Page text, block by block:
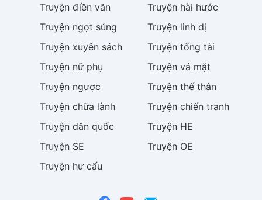
Truyện điền văn Truyện hài hước
Truyện ngọt sủng Truyện linh dị
Truyện xuyên sách Truyện tổng tài
Truyện nữ phụ Truyện vả mặt
Truyện ngược Truyện thế thân
Truyện chữa lành Truyện chiến tranh
Truyện dân quốc Truyện HE
Truyện SE Truyện OE
Truyện hư cấu